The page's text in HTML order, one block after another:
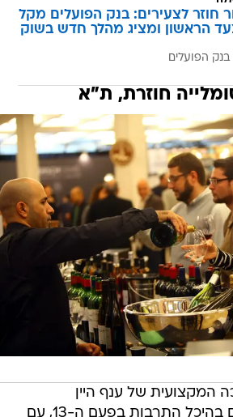
חוזר לצעירים: בנק הפועלים מקל
הראשון ומציג מהלך חדש בשוק
הפועלים
חוזרת, ת"א
המקצועית של ענף היין
והמסעדות תתקיים בהיכל התרבות בפעם ה-13, עם